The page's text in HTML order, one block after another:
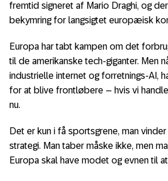
fremtid signeret af Mario Draghi, og
bekymring for langsigtet europæisk
Europa har tabt kampen om det
til de amerikanske tech-giganter. Men
industrielle internet og forretnings-AI,
for at blive frontløbere – hvis vi
nu.
Det er kun i få sportsgrene, man
strategi. Man taber måske ikke, men
Europa skal have modet og evnen til